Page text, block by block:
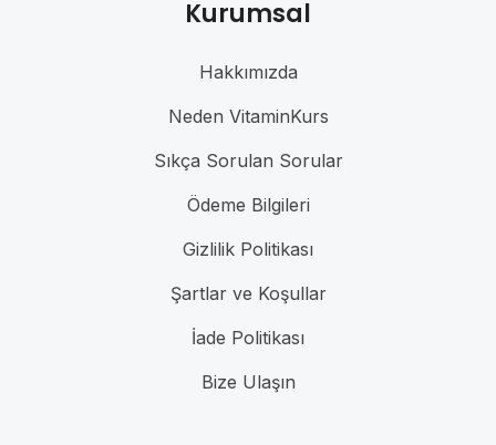
Kurumsal
Hakkımızda
Neden VitaminKurs
Sıkça Sorulan Sorular
Ödeme Bilgileri
Gizlilik Politikası
Şartlar ve Koşullar
İade Politikası
Bize Ulaşın